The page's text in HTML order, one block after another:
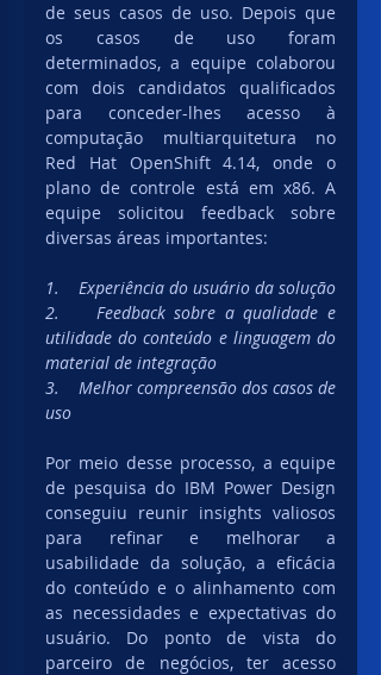
de seus casos de uso. Depois que
os casos de uso foram
determinados, a equipe colaborou
com dois candidatos qualificados
para conceder-lhes acesso à
computação multiarquitetura no
Red Hat OpenShift 4.14, onde o
plano de controle está em x86. A
equipe solicitou feedback sobre
diversas áreas importantes:
1.    Experiência do usuário da solução
2.    Feedback sobre a qualidade e
utilidade do conteúdo e linguagem do
material de integração
3.    Melhor compreensão dos casos de
uso
Por meio desse processo, a equipe
de pesquisa do IBM Power Design
conseguiu reunir insights valiosos
para refinar e melhorar a
usabilidade da solução, a eficácia
do conteúdo e o alinhamento com
as necessidades e expectativas do
usuário. Do ponto de vista do
parceiro de negócios, ter acesso